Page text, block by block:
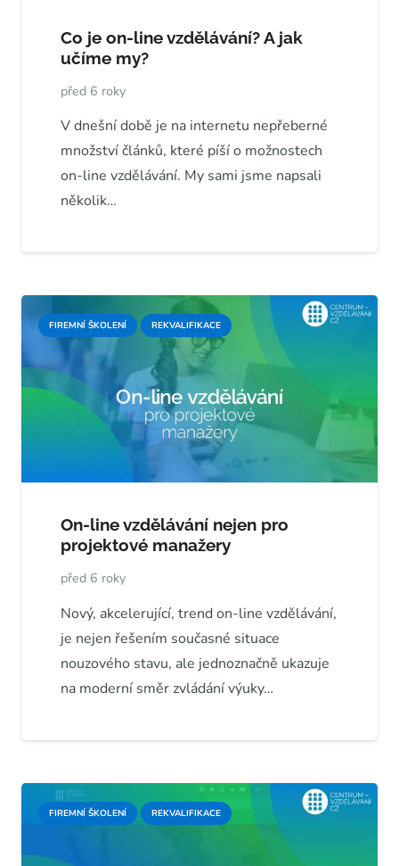
Co je on-line vzdělávání? A jak
učíme my?
před 6 roky
V dnešní době je na internetu nepřeberné
množství článků, které píší o možnostech
on-line vzdělávání. My sami jsme napsali
několik…
FIREMNÍ ŠKOLENÍ REKVALIFIKACE
On-line vzdělávání nejen pro
projektové manažery
před 6 roky
Nový, akcelerující, trend on-line vzdělávání,
je nejen řešením současné situace
nouzového stavu, ale jednoznačně ukazuje
na moderní směr zvládání výuky…
FIREMNÍ ŠKOLENÍ REKVALIFIKACE